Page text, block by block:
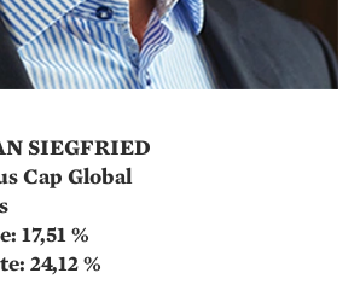
SIEGFRIED
Cap Global
17,51 %
24,12 %